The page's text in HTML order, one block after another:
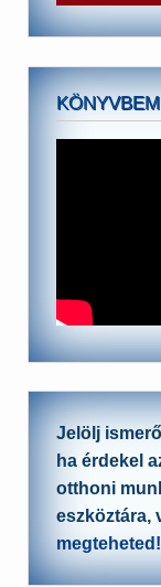
Jelölj
ha érdekel
otthoni
eszköztára,
megteheted!